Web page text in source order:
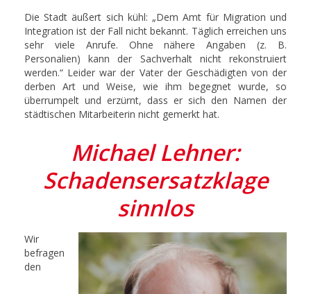
Die Stadt äußert sich kühl: „Dem Amt für Migration und
Integration ist der Fall nicht bekannt. Täglich erreichen uns
sehr viele Anrufe. Ohne nähere Angaben (z. B.
Personalien) kann der Sachverhalt nicht rekonstruiert
werden.“ Leider war der Vater der Geschädigten von der
derben Art und Weise, wie ihm begegnet wurde, so
überrumpelt und erzürnt, dass er sich den Namen der
städtischen Mitarbeiterin nicht gemerkt hat.
Michael Lehner:
Schadensersatzklage
sinnlos
Wir
befragen
den